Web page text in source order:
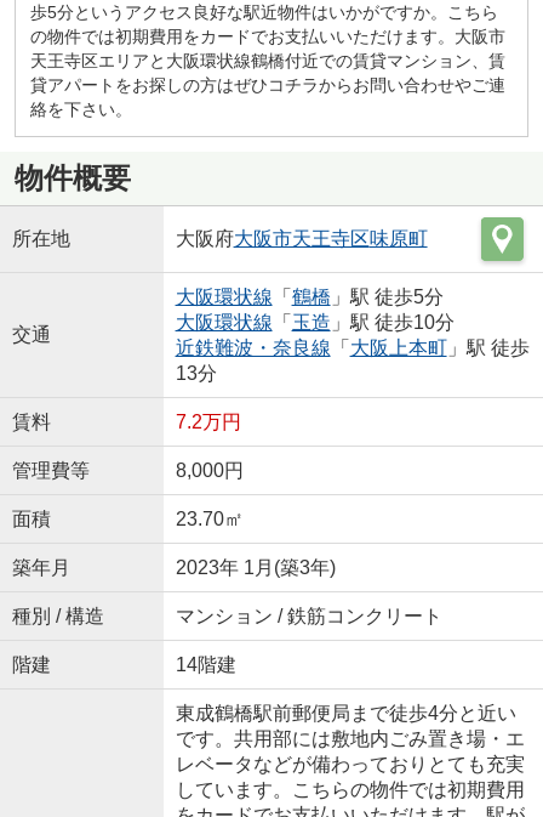
歩5分というアクセス良好な駅近物件はいかがですか。こちら
の物件では初期費用をカードでお支払いいただけます。大阪市
天王寺区エリアと大阪環状線鶴橋付近での賃貸マンション、賃
貸アパートをお探しの方はぜひコチラからお問い合わせやご連
絡を下さい。
物件概要
所在地 大阪府大阪市天王寺区味原町
交通
大阪環状線 「 鶴橋 」駅 徒歩5分
大阪環状線 「 玉造 」駅 徒歩10分
近鉄難波・奈良線 「 大阪上本町」駅 徒歩
13分
賃料 7.2万円
管理費等 8,000円
面積 23.70㎡
築年月 2023年 1月(築3年)
種別 / 構造 マンション / 鉄筋コンクリート
階建 14階建
東成鶴橋駅前郵便局まで徒歩4分と近い
です。共用部には敷地内ごみ置き場・エ
レベータなどが備わっておりとても充実
しています。こちらの物件では初期費用